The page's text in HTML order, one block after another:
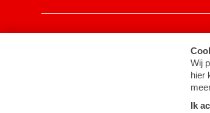
Cookie-instellingen